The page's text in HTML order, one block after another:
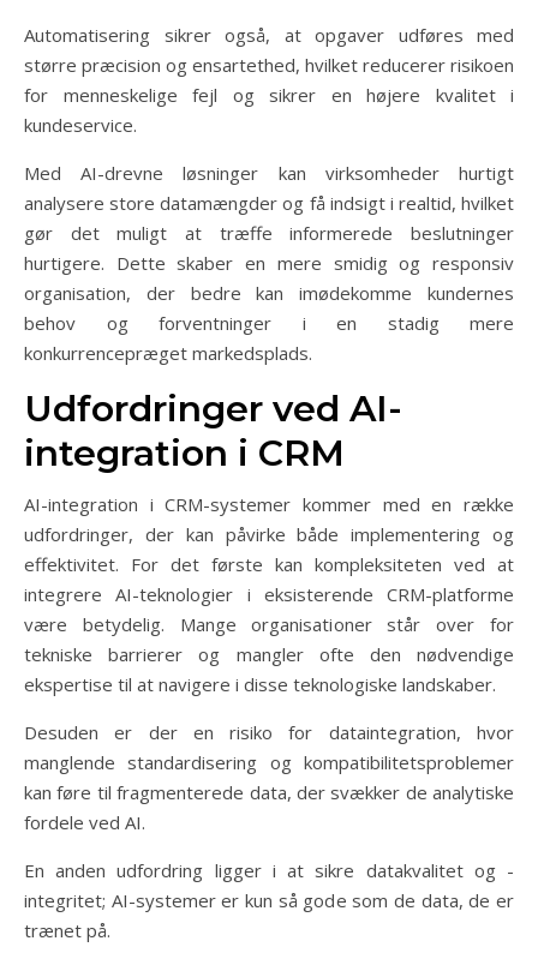
Automatisering sikrer også, at opgaver udføres med
større præcision og ensartethed, hvilket reducerer risikoen
for menneskelige fejl og sikrer en højere kvalitet i
kundeservice.
Med AI-drevne løsninger kan virksomheder hurtigt
analysere store datamængder og få indsigt i realtid, hvilket
gør det muligt at træffe informerede beslutninger
hurtigere. Dette skaber en mere smidig og responsiv
organisation, der bedre kan imødekomme kundernes
behov og forventninger i en stadig mere
konkurrencepræget markedsplads.
Udfordringer ved AI-
integration i CRM
AI-integration i CRM-systemer kommer med en række
udfordringer, der kan påvirke både implementering og
effektivitet. For det første kan kompleksiteten ved at
integrere AI-teknologier i eksisterende CRM-platforme
være betydelig. Mange organisationer står over for
tekniske barrierer og mangler ofte den nødvendige
ekspertise til at navigere i disse teknologiske landskaber.
Desuden er der en risiko for dataintegration, hvor
manglende standardisering og kompatibilitetsproblemer
kan føre til fragmenterede data, der svækker de analytiske
fordele ved AI.
En anden udfordring ligger i at sikre datakvalitet og -
integritet; AI-systemer er kun så gode som de data, de er
trænet på.